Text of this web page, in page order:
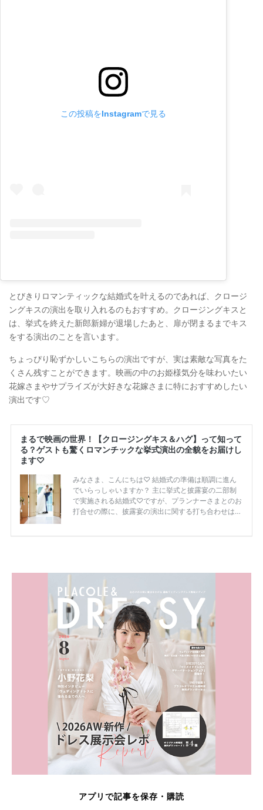
この投稿をInstagramで見る
とびきりロマンティックな結婚式を叶えるのであれば、クロージ
ングキスの演出を取り入れるのもおすすめ。クロージングキスと
は、挙式を終えた新郎新婦が退場したあと、扉が閉まるまでキス
をする演出のことを言います。
ちょっぴり恥ずかしいこちらの演出ですが、実は素敵な写真をた
くさん残すことができます。映画の中のお姫様気分を味わいたい
花嫁さまやサプライズが大好きな花嫁さまに特におすすめしたい
演出です♡
アプリで記事を保存・購読